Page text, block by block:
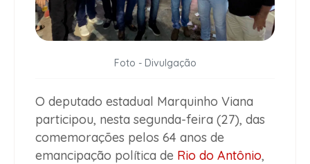
Foto - Divulgação
O deputado estadual Marquinho Viana
participou, nesta segunda-feira (27), das
comemorações pelos 64 anos de
emancipação política de Rio do Antônio,